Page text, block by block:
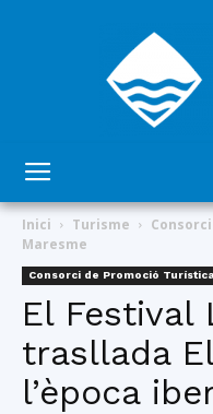
Inici Turisme
Maresme
Consorci de Promoció
El Festival
trasllada
l’època